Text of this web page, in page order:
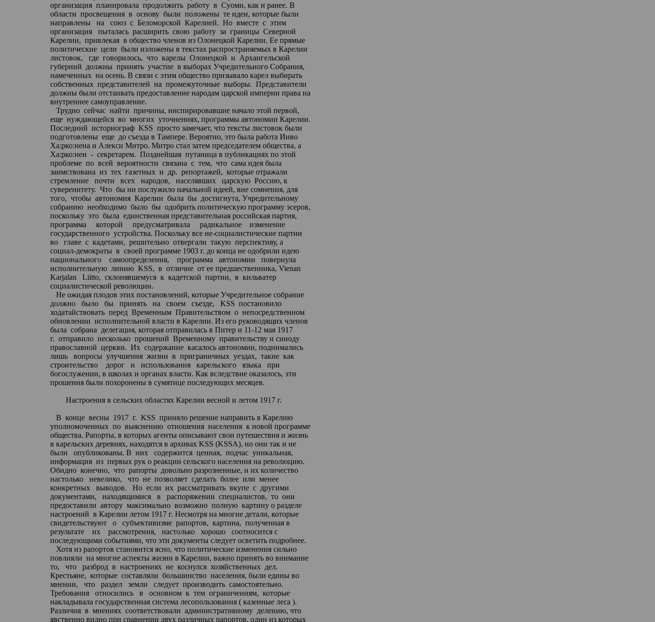
организация планировала продолжить работу в Суоми, как и ранее. В
области просвещения в основу были положены те идеи, которые были
направлены
на союз с Беломорской Карелией. Но вместе с этим
организация
пыталась расширить свою работу за границы Северной
Карелии, привлекая в общество членов из Олонецкой Карелии. Ее прямые
политические цели были изложены в текстах распространяемых в Карелии
листовок,
где говорилось, что карелы Олонецкой и Архангельской
губерний должны принять участие в выборах Учредительного Собрания,
намеченных на осень. В связи с этим общество призывало карел выбирать
собственных представителей на промежуточные выборы. Представители
должны были отстаивать предоставление народам царской империи права на
внутреннее самоуправление.
Трудно сейчас найти причины, инспирировавшие начало этой первой,
еще нуждающейся во многих уточнениях, программы автономии Карелии.
Последний историограф KSS просто замечает, что тексты листовок были
подготовлены еще до съезда в Тампере. Вероятно, это была работа Ииво
Ха:рко:нена и Алекси Митро. Митростал затем председателем общества, а
Ха:рко:нен - секретарем. Позднейшая путаница в публикациях по этой
проблеме по всей вероятности связана с тем, что сама идея была
заимствована из тех газетных и др. репортажей, которые отражали
стремление
почти всех народов, населявших царскую Россию, к
суверенитету. Что бы ни послужило начальной идеей, вне сомнения, для
того, чтобы автономия Карелии была бы достигнута, Учредительному
собранию необходимо было бы одобрить политическую программу эсеров,
поскольку это была единственная представительнаяроссийская партия,
программа
которой предусматривала радикальное
изменение
государственного устройства. Поскольку все не-социалистическиепартии
во
главе с кадетами, решительно отвергали такую перспективу, а
социал-демократы в своей программе 1903 г. до конца не одобрили идею
национального
самоопределения, программа автономии
повернула
исполнительную линию KSS, в отличие от ее предшественника, Vienan
Karjalan
Liitto, склонявшемуся к кадетской партии, в кильватер
социалистической революции.
Не ожидая плодов этих постановлений, которые Учредительное собрание
должно
было бы принять на своем съезде, KSS постановило
ходатайствовать перед Временным Правительством о непосредственном
обновлении исполнительной власти в Карелии. Из его руководящих членов
была собрана делегация, которая отправилась в Питер и 11-12 мая 1917
г. отправило несколько прошений Временному правительству и синоду
православной церкви. Их содержание касалось автономии, поднимались
лишь
вопросы улучшения жизни в приграничных уездах, такие как
строительство
дорог и использования карельского языка
при
богослужении, в школах и органах власти. Как вследствиеоказалось, эти
прошения были похоронены в сумятице последующих месяцев.
Настроения в сельских областях Карелии весной и летом 1917 г.
В конце весны 1917 г. KSS приняло решение направить в Карелию
уполномоченных по выяснению отношения населения к новой программе
общества. Рапорты, в которых агенты описывают свои путешествия и жизнь
в карельских деревнях, находятся в архивах KSS (KSSA), но они так и не
были
опубликованы. В них содержится ценная, подчас уникальная,
информация из первых рук о реакции сельского населения на революцию.
Обидно конечно, что рапорты довольно разрозненные, и их количество
настолько
невелико, что не позволяет сделать более или менее
конкретных
выводов. Но если их рассматривать вкупе с другими
документами,
находящимися в распоряжении специалистов, то они
предоставили автору максимально возможно полную картину о разделе
настроений в Карелии летом 1917 г. Несмотря на многие детали, которые
свидетельствуют
о субъективизме рапортов, картина, полученная в
результате
их рассмотрения, настолько хорошо соотносится с
последующими событиями, что эти документы следует осветить подробнее.
Хотя из рапортов становится ясно, что политические изменения сильно
повлияли на многие аспекты жизни в Карелии, важно принять во внимание
то,
что разброд в настроениях не коснулся хозяйственных дел.
Крестьяне, которые составляли большинство населения, были едины во
мнении,
что раздел земли следует производить самостоятельно.
Требования
относились в основном к тем ограничениям, которые
накладывала государственная система лесопользования ( казенные леса ).
Различия в мнениях соответствовали административному делению, что
явственно видно при сравнении двух различных рапортов, один из которых